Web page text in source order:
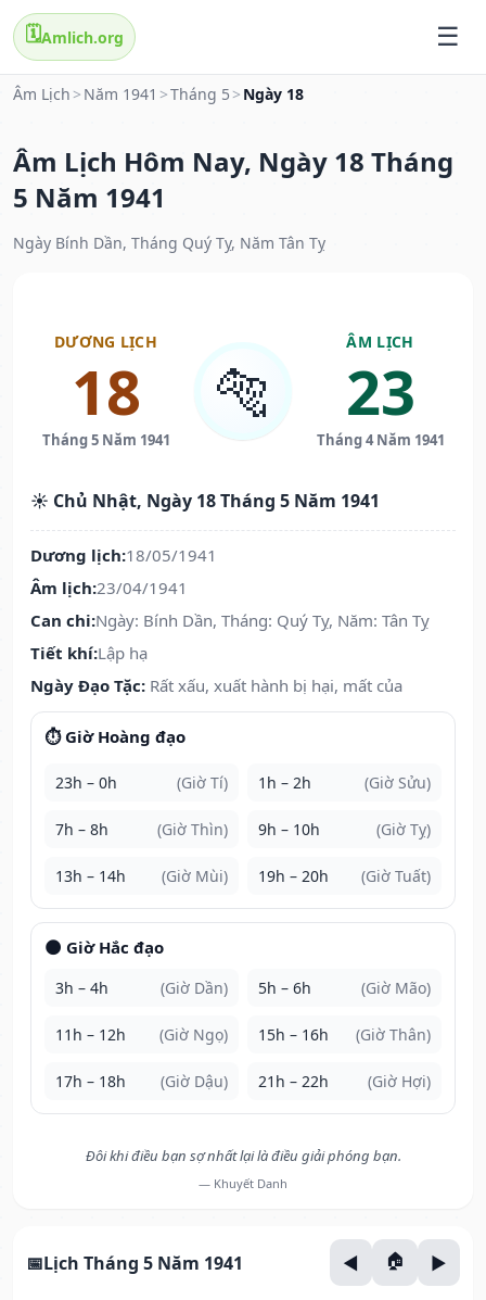
🗓️Amlich.org
Âm Lịch > Năm 1941 >Tháng 5 > Ngày 18
Âm Lịch Hôm Nay, Ngày 18 Tháng
5 Năm 1941
Ngày Bính Dần, Tháng Quý Tỵ, Năm Tân Tỵ
DƯƠNG LỊCH
18
Tháng 5 Năm 1941
🐅
ÂM LỊCH
23
Tháng 4 Năm 1941
☀️ Chủ Nhật, Ngày 18 Tháng 5 Năm 1941
Dương lịch:18/05/1941
Âm lịch:23/04/1941
Can chi:Ngày: Bính Dần, Tháng: Quý Tỵ, Năm: Tân Tỵ
Tiết khí:Lập hạ
Ngày Đạo Tặc: Rất xấu, xuất hành bị hại, mất của
⏱️ Giờ Hoàng đạo
23h – 0h (Giờ Tí) 1h – 2h (Giờ Sửu)
7h – 8h (Giờ Thìn) 9h – 10h (Giờ Tỵ)
13h – 14h (Giờ Mùi) 19h – 20h (Giờ Tuất)
🌑 Giờ Hắc đạo
3h – 4h (Giờ Dần) 5h – 6h (Giờ Mão)
11h – 12h (Giờ Ngọ) 15h – 16h (Giờ Thân)
17h – 18h (Giờ Dậu) 21h – 22h (Giờ Hợi)
Đôi khi điều bạn sợ nhất lại là điều giải phóng bạn.
— Khuyết Danh
Lịch Tháng 5 Năm 1941